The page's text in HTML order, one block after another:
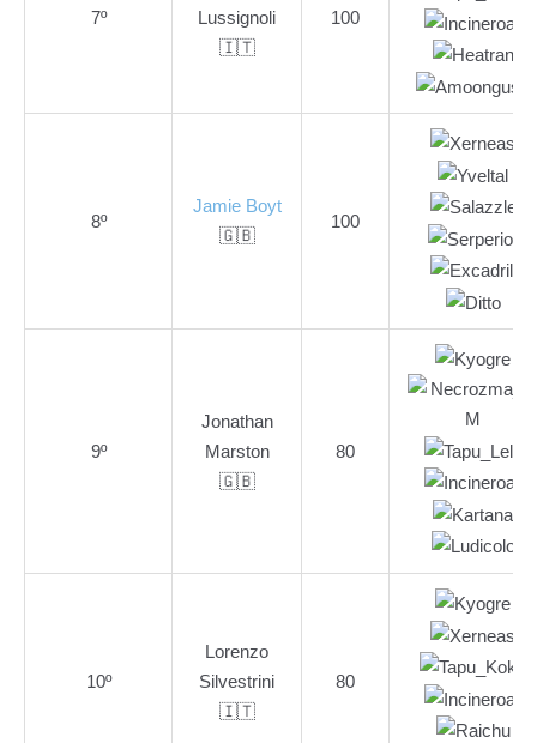
7º
Lussignoli
🇮🇹
100
8º
Jamie Boyt
🇬🇧
100
9º
Jonathan
Marston
🇬🇧
80
10º
Lorenzo
Silvestrini
🇮🇹
80